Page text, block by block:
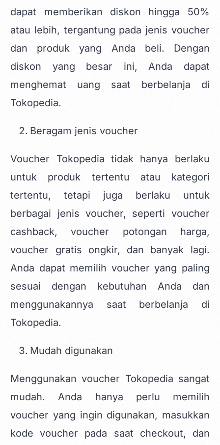
dapat memberikan diskon hingga 50%
atau lebih, tergantung pada jenis voucher
dan produk yang Anda beli. Dengan
diskon yang besar ini, Anda dapat
menghemat uang saat berbelanja di
Tokopedia.
Beragam jenis voucher
Voucher Tokopedia tidak hanya berlaku
untuk produk tertentu atau kategori
tertentu, tetapi juga berlaku untuk
berbagai jenis voucher, seperti voucher
cashback, voucher potongan harga,
voucher gratis ongkir, dan banyak lagi.
Anda dapat memilih voucher yang paling
sesuai dengan kebutuhan Anda dan
menggunakannya saat berbelanja di
Tokopedia.
Mudah digunakan
Menggunakan voucher Tokopedia sangat
mudah. Anda hanya perlu memilih
voucher yang ingin digunakan, masukkan
kode voucher pada saat checkout, dan